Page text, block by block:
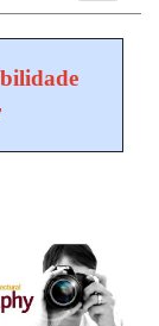
Próximo
Próximo